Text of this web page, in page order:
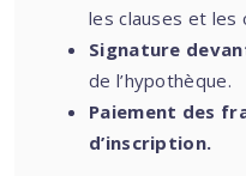
les clauses et les
Signature
de l’hypothèque.
Paiement des
d’inscription.